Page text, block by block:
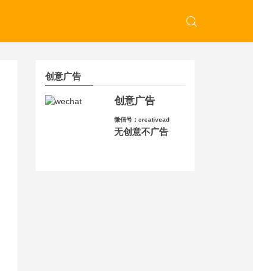
创意广告
创意广告
微信号：creativead
无创意不广告